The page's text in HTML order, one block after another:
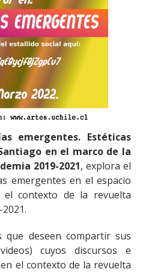
emergentes. Estéticas
en el marco de la
2019-2021, explora el
emergentes en el espacio
contexto de la revuelta
deseen compartir sus
cuyos discursos e
el contexto de la revuelta